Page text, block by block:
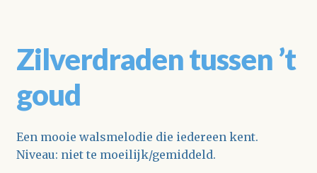
Zilverdraden tussen ’t
goud
Een mooie walsmelodie die iedereen kent.
Niveau: niet te moeilijk/gemiddeld.